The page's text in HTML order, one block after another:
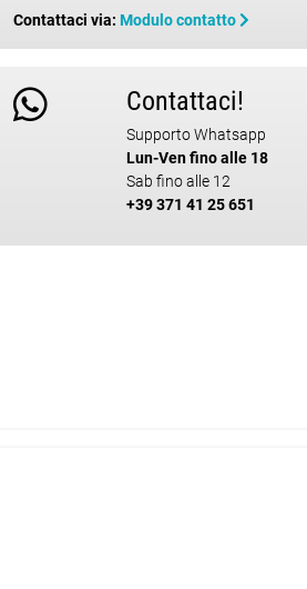
Contattaci via: Modulo contatto
Contattaci!
Supporto Whatsapp
Lun-Ven fino alle 18
Sab fino alle 12
+39 371 41 25 651